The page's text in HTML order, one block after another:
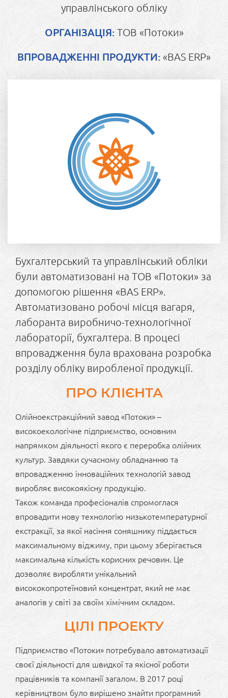
управлінського обліку
ОРГАНІЗАЦІЯ ТОВ «Потоки»
ВПРОВАДЖЕННІ ПРОДУКТИ «BAS ERP»
Бухгалтерський та управлінський обліки
були автоматизовані на ТОВ «Потоки» за
допомогою рішення «BAS ERP».
Автоматизовано робочі місця вагаря,
лаборанта виробничо-технологічної
лабораторії, бухгалтера. В процесі
впровадження була врахована розробка
розділу обліку виробленої продукції.
ПРО КЛІЄНТА
Олійноекстракційний завод «Потоки» –
високоекологічне підприємство, основним
напрямком діяльності якого є переробка олійних
культур. Завдяки сучасному обладнанню та
впровадженню інноваційних технологій завод
виробляє високоякісну продукцію.
Також команда професіоналів спромоглася
впровадити нову технологію низькотемпературної
екстракції, за якої насіння соняшнику піддається
максимальному віджиму, при цьому зберігається
максимальна кількість корисних речовин. Це
дозволяє виробляти унікальний
висококопротеїновий концентрат, який не має
аналогів у світі за своїм хімічним складом.
ЦІЛІ ПРОЕКТУ
Підприємство «Потоки» потребувало автоматизації
своєї діяльності для швидкої та якісної роботи
працівників та компанії загалом. В 2017 році
керівництвом було вирішено знайти програмний